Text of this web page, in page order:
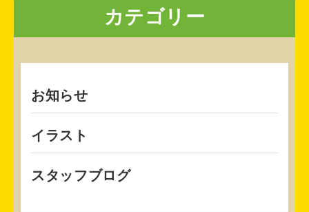
カテゴリー
お知らせ
イラスト
スタッフブログ